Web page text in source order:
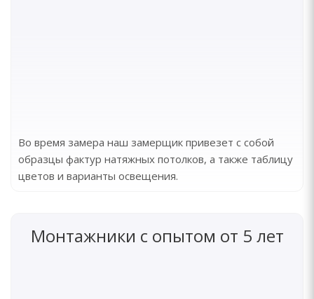
Во время замера наш замерщик привезет с собой
образцы фактур натяжных потолков, а также таблицу
цветов и варианты освещения.
Монтажники с опытом от 5 лет